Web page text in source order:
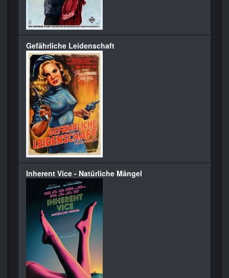
Gefährliche Leidenschaft
Inherent Vice - Natürliche Mängel